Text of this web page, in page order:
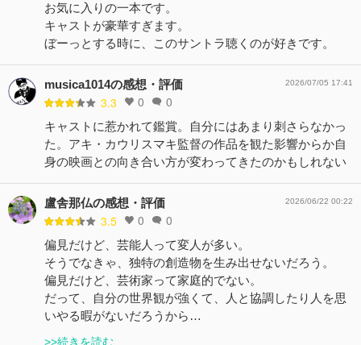
お気に入りの一本です。
キャストが豪華すぎます。
ぼーっとする時に、このサントラ聴くのが好きです。
musica1014の感想・評価
3.3 0 0
2026/07/05 17:41
キャストに惹かれて鑑賞。自分にはあまり刺さらなかっ
た。アキ・カウリスマキ監督の作品を観た影響からか自
身の映画との向き合い方が変わってきたのかもしれない
盧舎那仏の感想・評価
3.5 0 0
2026/06/22 00:22
偏見だけど、芸能人って変人が多い。
そうでなきゃ、独特の創造物を生み出せないだろう。
偏見だけど、芸術家って家庭的でない。
だって、自分の世界観が強くて、人と協調したり人を思
いやる暇がないだろうから…
>>続きを読む